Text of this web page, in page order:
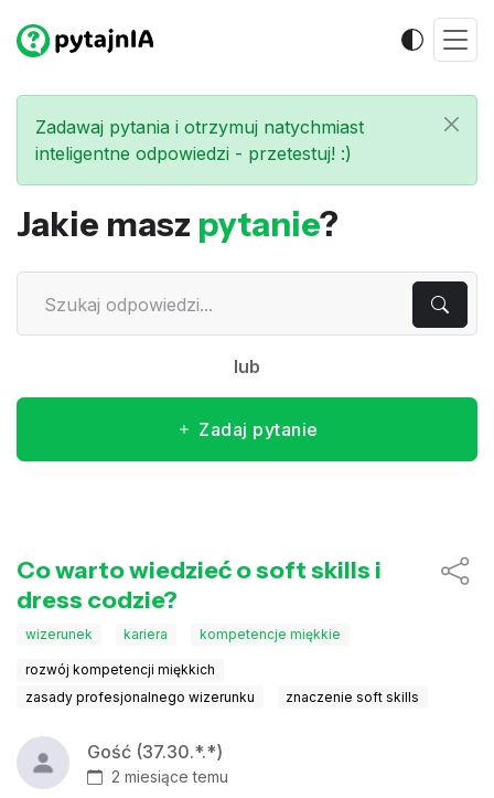
Zadawaj pytania i otrzymuj natychmiast
inteligentne odpowiedzi - przetestuj! :)
Jakie masz pytanie?
lub
Zadaj pytanie
Co warto wiedzieć o soft skills i
dress codzie?
wizerunek kariera kompetencje miękkie
rozwój kompetencji miękkich
zasady profesjonalnego wizerunku
znaczenie soft skills
Gość (37.30.*.*)
2 miesiące temu